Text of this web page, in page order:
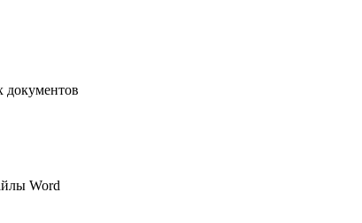
документов
Word